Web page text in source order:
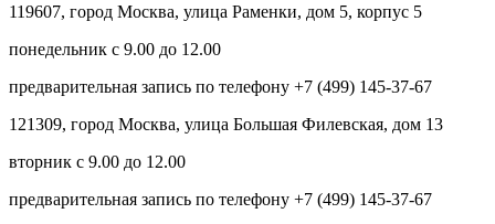
119607, город Москва, улица Раменки, дом 5, корпус 5
понедельник с 9.00 до 12.00
предварительная запись по телефону +7 (499) 145-37-67
121309, город Москва, улица Большая Филевская, дом 13
вторник с 9.00 до 12.00
предварительная запись по телефону +7 (499) 145-37-67